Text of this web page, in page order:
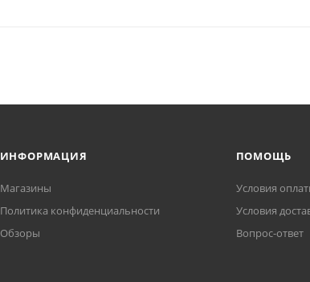
ИНФОРМАЦИЯ
Магазины
Политика конфиденциальности
Обзоры
ПОМОЩЬ
Условия
Условия
Вопрос-ответ